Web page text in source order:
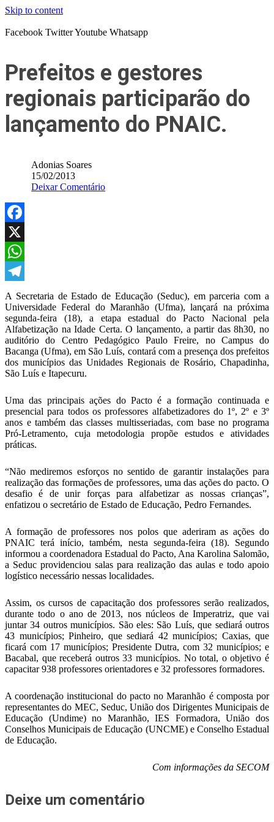
Skip to content
Facebook TwitterYoutube Whatsapp
Prefeitos e gestores
regionais participarão do
lançamento do PNAIC.
Adonias Soares
15/02/2013
Deixar Comentário
Facebook
X
WhatsApp
Telegram
A Secretaria de Estado de Educação (Seduc), em parceria com a
Universidade Federal do Maranhão (Ufma), lançará na próxima
segunda-feira (18), a etapa estadual do Pacto Nacional pela
Alfabetização na Idade Certa. O lançamento, a partir das 8h30, no
auditório do Centro Pedagógico Paulo Freire, no Campus do
Bacanga (Ufma), em São Luís, contará com a presença dos prefeitos
dos municípios das Unidades Regionais de Rosário, Chapadinha,
São Luís e Itapecuru.
Uma das principais ações do Pacto é a formação continuada e
presencial para todos os professores alfabetizadores do 1º, 2º e 3º
anos e também das classes multisseriadas, com base no programa
Pró-Letramento, cuja metodologia propõe estudos e atividades
práticas.
“Não mediremos esforços no sentido de garantir instalações para
realização das formações de professores, uma das ações do pacto. O
desafio é de unir forças para alfabetizar as nossas crianças”,
enfatizou o secretário de Estado de Educação, Pedro Fernandes.
A formação de professores nos polos que aderiram as ações do
PNAIC terá início, também, nesta segunda-feira (18). Segundo
informou a coordenadora Estadual do Pacto, Ana Karolina Salomão,
a Seduc providenciou salas para realização das aulas e todo apoio
logístico necessário nessas localidades.
Assim, os cursos de capacitação dos professores serão realizados,
durante todo o ano de 2013, nos núcleos de Imperatriz, que vai
juntar 34 outros municípios. São eles: São Luís, que sediará outros
43 municípios; Pinheiro, que sediará 42 municípios; Caxias, que
ficará com 17 municípios; Presidente Dutra, com 32 municípios; e
Bacabal, que receberá outros 33 municípios. No total, o objetivo é
capacitar 938 professores orientadores e 32 professores formadores.
A coordenação institucional do pacto no Maranhão é composta por
representantes do MEC, Seduc, União dos Dirigentes Municipais de
Educação (Undime) no Maranhão, IES Formadora, União dos
Conselhos Municipais de Educação (UNCME) e Conselho Estadual
de Educação.
Com informações da SECOM
Deixe um comentário